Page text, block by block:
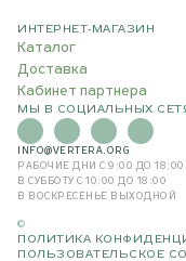
ИНТЕРНЕТ-МАГАЗИН
Каталог
Доставка
Кабинет партнера
МЫ В СОЦИАЛЬНЫХ
INFO@VERTERA.ORG
РАБОЧИЕ ДНИ С 9:00 ДО 18:00
В СУББОТУ С 10:00 ДО 18:00
В ВОСКРЕСЕНЬЕ ВЫХОДНОЙ
©
ПОЛИТИКА
ПОЛЬЗОВАТЕЛЬСКОЕ